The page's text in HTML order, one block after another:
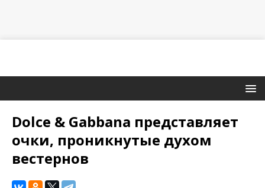
Dolce & Gabbana представляет
очки, проникнутые духом
вестернов